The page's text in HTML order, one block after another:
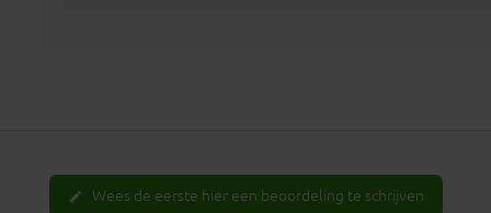
edit Wees de eerste hier een beoordeling te schrijven